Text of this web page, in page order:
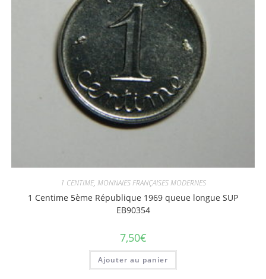
1 CENTIME, MONNAIES FRANÇAISES MODERNES
1 Centime 5ème République 1969 queue longue SUP
EB90354
7,50€
Ajouter au panier